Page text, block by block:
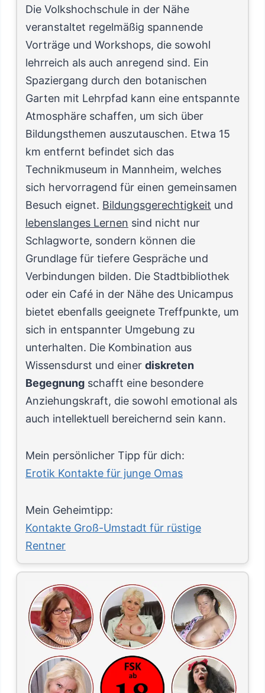
Die Volkshochschule in der Nähe
veranstaltet regelmäßig spannende
Vorträge und Workshops, die sowohl
lehrreich als auch anregend sind. Ein
Spaziergang durch den botanischen
Garten mit Lehrpfad kann eine entspannte
Atmosphäre schaffen, um sich über
Bildungsthemen auszutauschen. Etwa 15
km entfernt befindet sich das
Technikmuseum in Mannheim, welches
sich hervorragend für einen gemeinsamen
Besuch eignet. Bildungsgerechtigkeit und
lebenslanges Lernen sind nicht nur
Schlagworte, sondern können die
Grundlage für tiefere Gespräche und
Verbindungen bilden. Die Stadtbibliothek
oder ein Café in der Nähe des Unicampus
bietet ebenfalls geeignete Treffpunkte, um
sich in entspannter Umgebung zu
unterhalten. Die Kombination aus
Wissensdurst und einer diskreten
Begegnung schafft eine besondere
Anziehungskraft, die sowohl emotional als
auch intellektuell bereichernd sein kann.
Mein persönlicher Tipp für dich:
Erotik Kontakte für junge Omas
Mein Geheimtipp:
Kontakte Groß-Umstadt für rüstige
Rentner